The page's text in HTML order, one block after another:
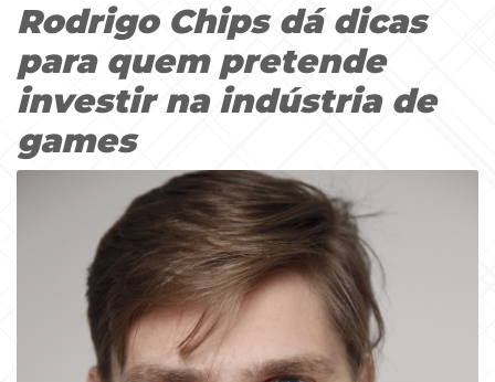
Rodrigo Chips dá dicas
para quem pretende
investir na indústria de
games